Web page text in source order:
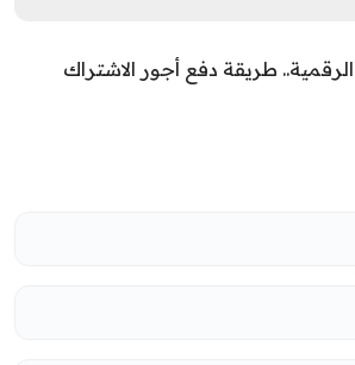
طريقة دفع أجور الاشتراك